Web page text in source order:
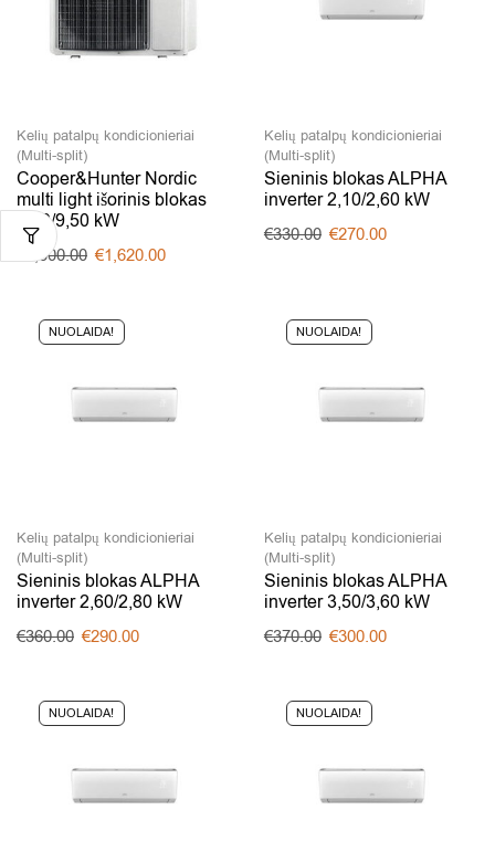
Kelių patalpų kondicionieriai
(Multi-split)
Cooper&Hunter Nordic
multi light išorinis blokas
8,00/9,50 kW
2,300.00 €1,620.00
Kelių patalpų kondicionieriai
(Multi-split)
Sieninis blokas ALPHA
inverter 2,10/2,60 kW
€330.00 €270.00
NUOLAIDA!
Kelių patalpų kondicionieriai
(Multi-split)
Sieninis blokas ALPHA
inverter 2,60/2,80 kW
€360.00 €290.00
NUOLAIDA!
Kelių patalpų kondicionieriai
(Multi-split)
Sieninis blokas ALPHA
inverter 3,50/3,60 kW
€370.00 €300.00
NUOLAIDA! NUOLAIDA!